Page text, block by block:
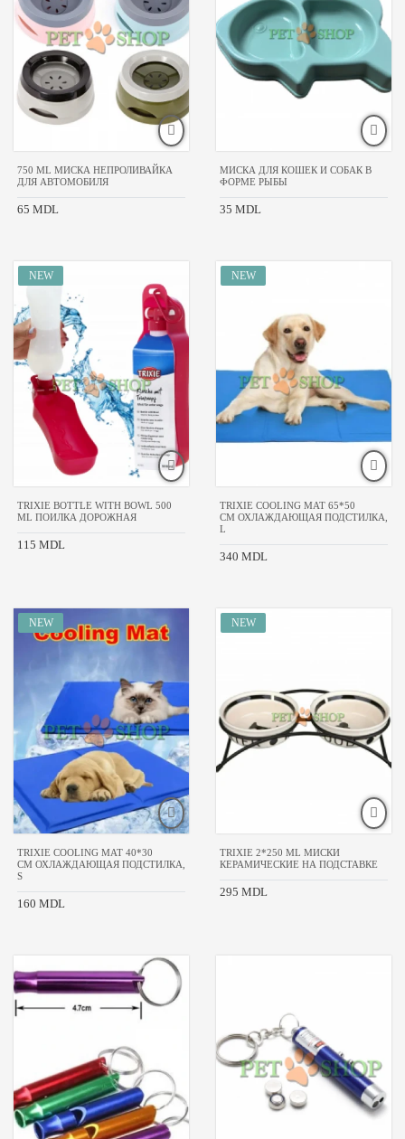
750 ML МИСКА НЕПРОЛИВАЙКА
ДЛЯ АВТОМОБИЛЯ
65 MDL
МИСКА ДЛЯ КОШЕК И СОБАК В
ФОРМЕ РЫБЫ
35 MDL
TRIXIE BOTTLE WITH BOWL 500
ML ПОИЛКА ДОРОЖНАЯ
115 MDL
TRIXIE COOLING MAT 65*50
CM ОХЛАЖДАЮЩАЯ ПОДСТИЛКА,
L
340 MDL
TRIXIE COOLING MAT 40*30
CM ОХЛАЖДАЮЩАЯ ПОДСТИЛКА,
S
160 MDL
TRIXIE 2*250 ML МИСКИ
КЕРАМИЧЕСКИЕ НА ПОДСТАВКЕ
295 MDL